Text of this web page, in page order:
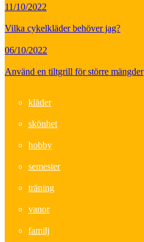
11/10/2022
Vilka cykelkläder behöver jag?
06/10/2022
Använd en tiltgrill för större mängder
kläder
skönhet
hobby
semester
träning
vanor
familj